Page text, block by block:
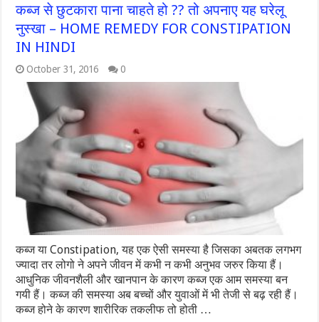
कब्ज से छुटकारा पाना चाहते हो ?? तो अपनाए यह घरेलू
नुस्खा – HOME REMEDY FOR CONSTIPATION
IN HINDI
October 31, 2016 0
कब्ज या Constipation, यह एक ऐसी समस्या है जिसका अबतक लगभग
ज्यादा तर लोगो ने अपने जीवन में कभी न कभी अनुभव जरुर किया हैं।
आधुनिक जीवनशैली और खानपान के कारण कब्ज एक आम समस्या बन
गयी हैं। कब्ज की समस्या अब बच्चों और युवाओं में भी तेजी से बढ़ रही हैं।
कब्ज होने के कारण शारीरिक तकलीफ तो होती …